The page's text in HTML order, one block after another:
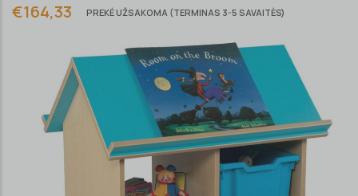
€164,33 PREKĖ UŽSAKOMA (TERMINAS 3-5 SAVAITĖS)